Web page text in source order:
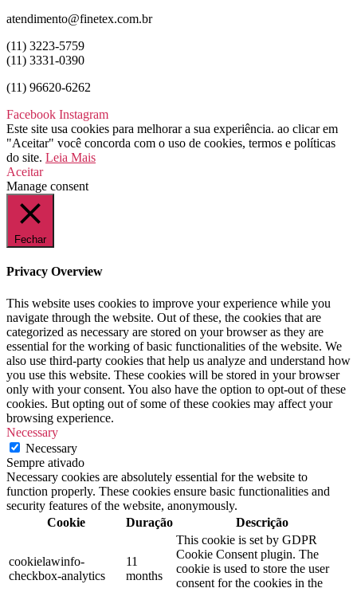
atendimento@finetex.com.br
(11) 3223-5759
(11) 3331-0390
(11) 96620-6262
Facebook Instagram
Este site usa cookies para melhorar a sua experiência. ao clicar em
"Aceitar" você concorda com o uso de cookies, termos e políticas
do site. Leia Mais
Aceitar
Manage consent
Fechar
Privacy Overview
This website uses cookies to improve your experience while you
navigate through the website. Out of these, the cookies that are
categorized as necessary are stored on your browser as they are
essential for the working of basic functionalities of the website. We
also use third-party cookies that help us analyze and understand how
you use this website. These cookies will be stored in your browser
only with your consent. You also have the option to opt-out of these
cookies. But opting out of some of these cookies may affect your
browsing experience.
Necessary
Necessary
Sempre ativado
Necessary cookies are absolutely essential for the website to
function properly. These cookies ensure basic functionalities and
security features of the website, anonymously.
Cookie
Duração Descrição
cookielawinfo-
checkbox-analytics
11
months
This cookie is set by GDPR
Cookie Consent plugin. The
cookie is used to store the user
consent for the cookies in the